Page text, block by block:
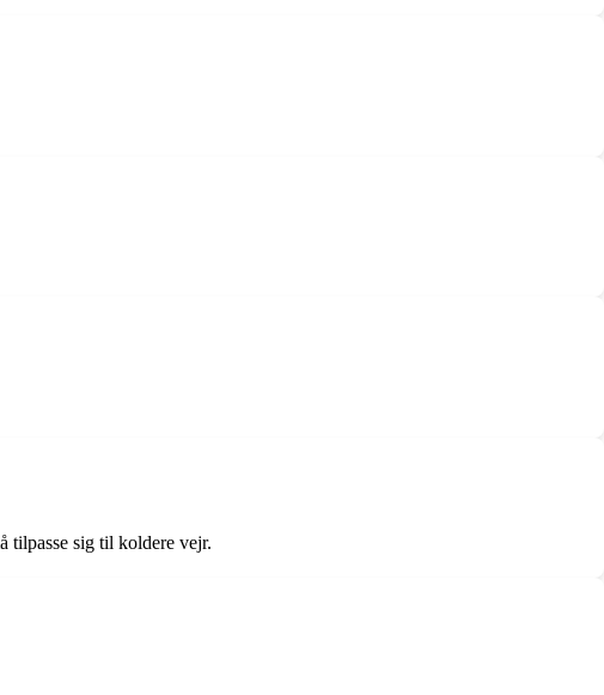
tilpasse sig til koldere vejr.